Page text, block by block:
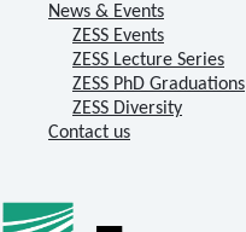
News & Events
ZESS Events
ZESS Lecture Series
ZESS PhD Graduations
ZESS Diversity
Contact us